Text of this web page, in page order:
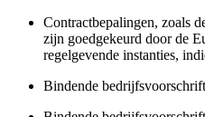
Contractbepalingen, zoals
zijn goedgekeurd door de
regelgevende instanties,
Bindende